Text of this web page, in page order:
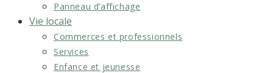
Panneau d’affichage
Vie locale
Commerces et professionnels
Services
Enfance et jeunesse